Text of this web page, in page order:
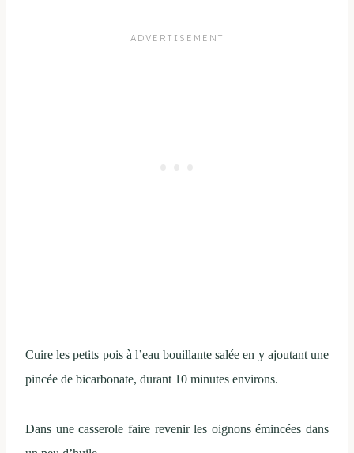
Cuire les petits pois à l’eau bouillante salée en y ajoutant une
pincée de bicarbonate, durant 10 minutes environs.
Dans une casserole faire revenir les oignons émincées dans